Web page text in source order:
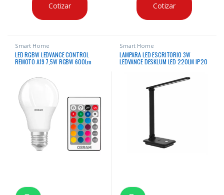
Cotizar Cotizar
Smart Home
LED RGBW LEDVANCE CONTROL
REMOTO A19 7,5W RGBW 600Lm
Smart Home
LAMPARA LED ESCRITORIO 3W
LEDVANCE DESKLUM LED 220LM IP20